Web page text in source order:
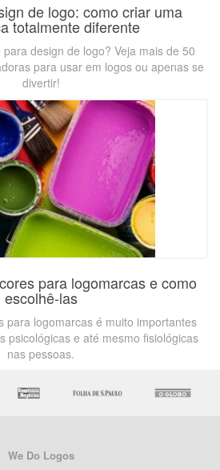
de logo: como criar uma
totalmente diferente
design de logo? Veja mais de 50
para usar em logos ou apenas se
divertir!
para logomarcas e como
escolhê-las
para logomarcas é muito importantes
psicológicas e até mesmo fisiológicas
nas pessoas.
We Do Logos